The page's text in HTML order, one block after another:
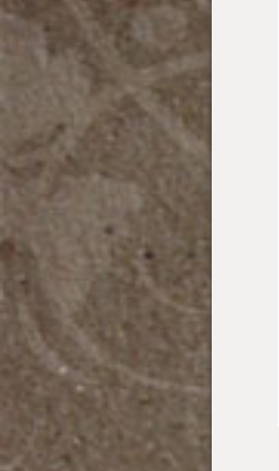
Punkte: 2